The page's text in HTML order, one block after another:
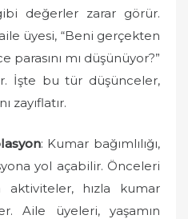
değerler zarar görür.
üyesi, “Beni gerçekten
parasını mı düşünüyor?”
İşte bu tür düşünceler,
zayıflatır.
: Kumar bağımlılığı,
yol açabilir. Önceleri
hızla kumar
Aile üyeleri, yaşamın